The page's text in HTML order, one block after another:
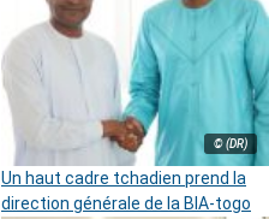
© (DR)
Un haut cadre tchadien prend la
direction générale de la BIA-togo